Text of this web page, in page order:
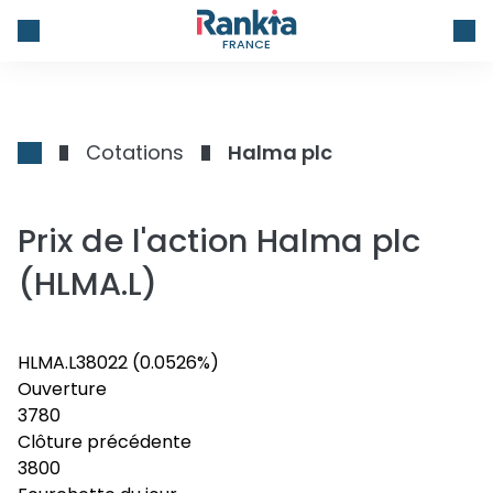
FRANCE
Cotations Halma plc
Prix de l'action Halma plc
(HLMA.L)
HLMA.L38022 (0.0526%)
Ouverture
3780
Clôture précédente
3800